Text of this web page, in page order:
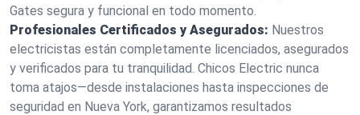
Gates segura y funcional en todo momento.
Profesionales Certificados y Asegurados: Nuestros
electricistas están completamente licenciados, asegurados
y verificados para tu tranquilidad. Chicos Electric nunca
toma atajos—desde instalaciones hasta inspecciones de
seguridad en Nueva York, garantizamos resultados